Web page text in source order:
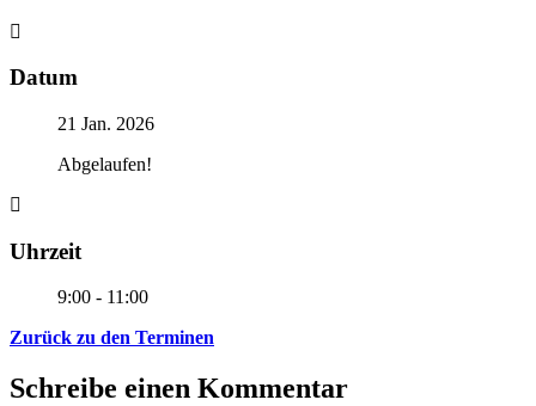
Datum
21 Jan. 2026
Abgelaufen!
Uhrzeit
9:00 - 11:00
Zurück zu den Terminen
Schreibe einen Kommentar